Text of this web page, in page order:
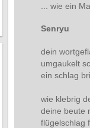
... wie ein
Senryu
dein
umgaukelt
ein schlag
wie klebrig
deine beute
flügelschlag